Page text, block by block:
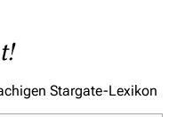
Stargate-Lexikon